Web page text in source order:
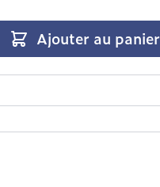
Ajouter au panier